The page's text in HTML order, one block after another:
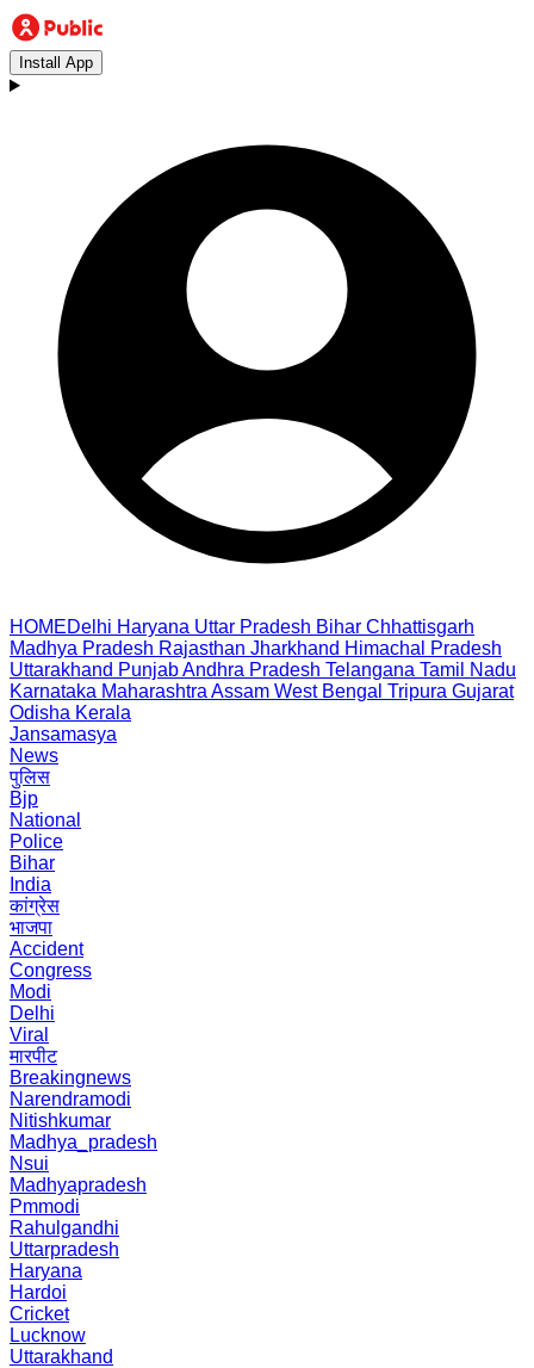
Install App
HOMEDelhi Haryana Uttar Pradesh Bihar Chhattisgarh
Madhya Pradesh Rajasthan Jharkhand Himachal Pradesh
Uttarakhand PunjabAndhra Pradesh Telangana Tamil Nadu
Karnataka Maharashtra Assam West Bengal Tripura Gujarat
Odisha Kerala
Jansamasya
News
पुलिस
Bjp
National
Police
Bihar
India
कांग्रेस
भाजपा
Accident
Congress
Modi
Delhi
Viral
मारपीट
Breakingnews
Narendramodi
Nitishkumar
Madhya_pradesh
Nsui
Madhyapradesh
Pmmodi
Rahulgandhi
Uttarpradesh
Haryana
Hardoi
Cricket
Lucknow
Uttarakhand